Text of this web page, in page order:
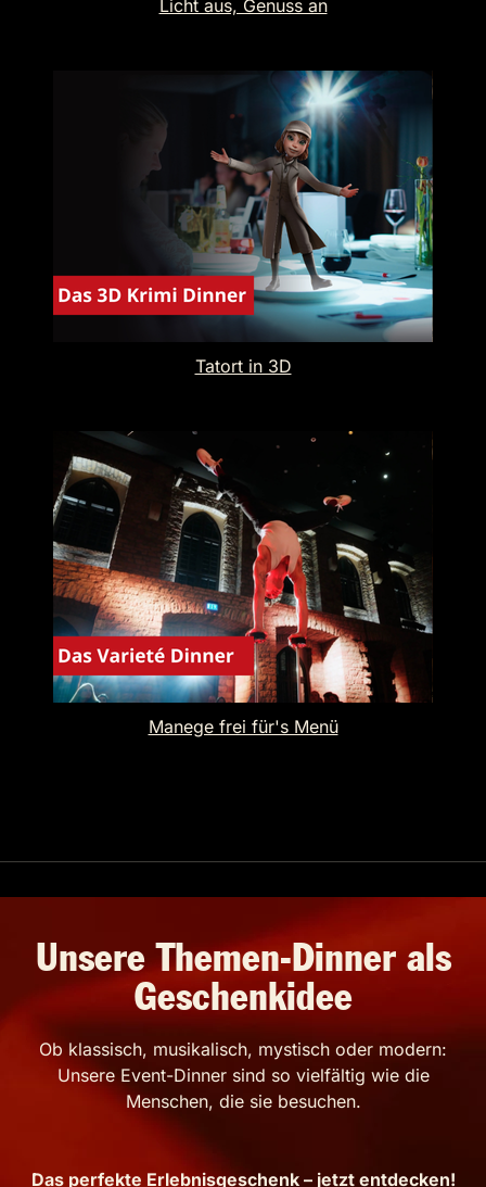
Licht aus, Genuss an
Tatort in 3D
Manege frei für's Menü
Unsere Themen-Dinner als
Geschenkidee
Ob klassisch, musikalisch, mystisch oder modern:
Unsere Event-Dinner sind so vielfältig wie die
Menschen, die sie besuchen.
Das perfekte Erlebnisgeschenk – jetzt entdecken!